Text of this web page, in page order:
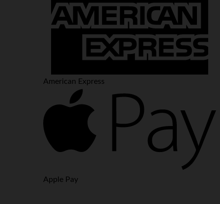
American Express
Apple Pay